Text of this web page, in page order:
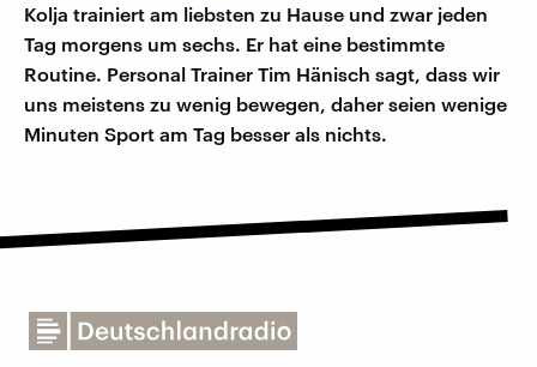
Kolja trainiert am liebsten zu Hause und zwar jeden
Tag morgens um sechs. Er hat eine bestimmte
Routine. Personal Trainer Tim Hänisch sagt, dass wir
uns meistens zu wenig bewegen, daher seien wenige
Minuten Sport am Tag besser als nichts.